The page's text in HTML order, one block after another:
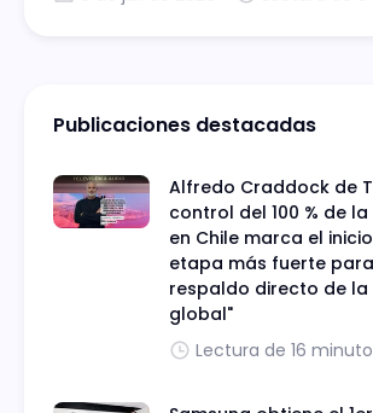
Publicaciones destacadas
Alfredo Craddock de
control del 100 % de
en Chile marca el
etapa más fuerte para
respaldo directo de
global"
Lectura de 16